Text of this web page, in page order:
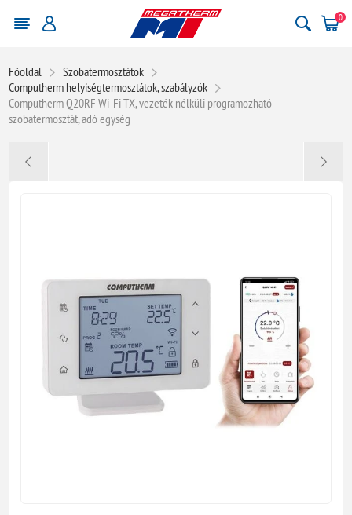
0
Főoldal
Szobatermosztátok
Computherm helyiségtermosztátok, szabályzók
Computherm Q20RF Wi-Fi TX, vezeték nélküli programozható
szobatermosztát, adó egység